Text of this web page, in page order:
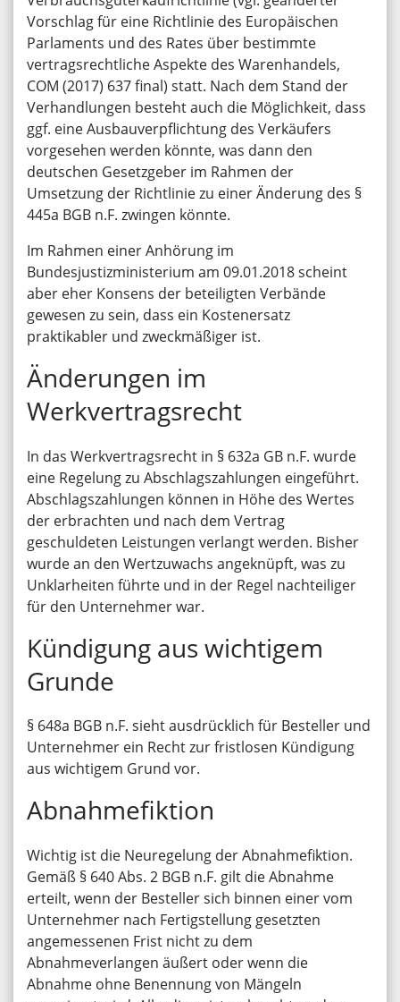
Vorschlag für eine Richtlinie des Europäischen
Parlaments und des Rates über bestimmte
vertragsrechtliche Aspekte des Warenhandels,
COM (2017) 637 final) statt. Nach dem Stand der
Verhandlungen besteht auch die Möglichkeit, dass
ggf. eine Ausbauverpflichtung des Verkäufers
vorgesehen werden könnte, was dann den
deutschen Gesetzgeber im Rahmen der
Umsetzung der Richtlinie zu einer Änderung des §
445a BGB n.F. zwingen könnte.
Im Rahmen einer Anhörung im
Bundesjustizministerium am 09.01.2018 scheint
aber eher Konsens der beteiligten Verbände
gewesen zu sein, dass ein Kostenersatz
praktikabler und zweckmäßiger ist.
Änderungen im
Werkvertragsrecht
In das Werkvertragsrecht in § 632a GB n.F. wurde
eine Regelung zu Abschlagszahlungen eingeführt.
Abschlagszahlungen können in Höhe des Wertes
der erbrachten und nach dem Vertrag
geschuldeten Leistungen verlangt werden. Bisher
wurde an den Wertzuwachs angeknüpft, was zu
Unklarheiten führte und in der Regel nachteiliger
für den Unternehmer war.
Kündigung aus wichtigem
Grunde
§ 648a BGB n.F. sieht ausdrücklich für Besteller und
Unternehmer ein Recht zur fristlosen Kündigung
aus wichtigem Grund vor.
Abnahmefiktion
Wichtig ist die Neuregelung der Abnahmefiktion.
Gemäß § 640 Abs. 2 BGB n.F. gilt die Abnahme
erteilt, wenn der Besteller sich binnen einer vom
Unternehmer nach Fertigstellung gesetzten
angemessenen Frist nicht zu dem
Abnahmeverlangen äußert oder wenn die
Abnahme ohne Benennung von Mängeln